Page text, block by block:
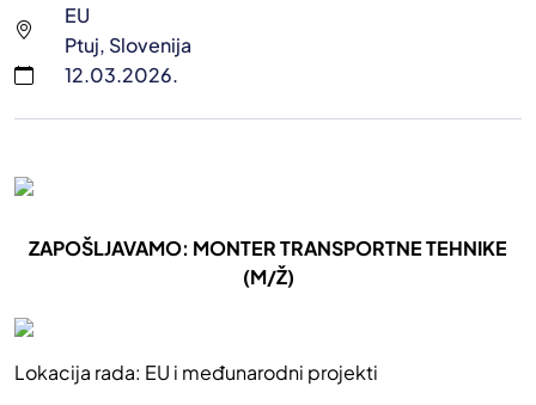
EU
Ptuj, Slovenija
12.03.2026.
ZAPOŠLJAVAMO: MONTER TRANSPORTNE TEHNIKE
(M/Ž)
Lokacija rada: EU i međunarodni projekti